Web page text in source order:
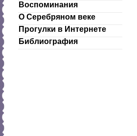
Воспоминания
О Серебряном веке
Прогулки в Интернете
Библиография